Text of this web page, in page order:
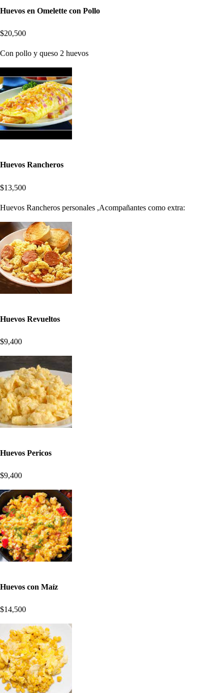
Huevos en Omelette con Pollo
$20,500
Con pollo y queso 2 huevos
Huevos Rancheros
$13,500
Huevos Rancheros personales ,Acompañantes como extra:
Huevos Revueltos
$9,400
Huevos Pericos
$9,400
Huevos con Maíz
$14,500